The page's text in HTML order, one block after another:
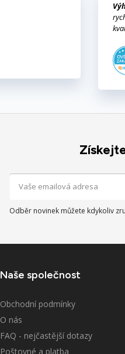
Odběr novinek můžete kdykoliv
Naše společnost
Obchodní podmínky
O nás
FAQ - nejčastější dotazy
Poštovné a platba